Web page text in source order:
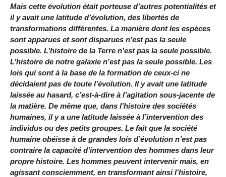
Mais cette évolution était porteuse d’autres potentialités et
il y avait une latitude d’évolution, des libertés de
transformations différentes. La manière dont les espèces
sont apparues et sont disparues n’est pas la seule
possible. L’histoire de la Terre n’est pas la seule possible.
L’histoire de notre galaxie n’est pas la seule possible. Les
lois qui sont à la base de la formation de ceux-ci ne
décidaient pas de toute l’évolution. Il y avait une latitude
laissée au hasard, c’est-à-dire à l’agitation sous-jacente de
la matière. De même que, dans l’histoire des sociétés
humaines, il y a une latitude laissée à l’intervention des
individus ou des petits groupes. Le fait que la société
humaine obéisse à de grandes lois d’évolution n’est pas
contraire la capacité d’intervention des hommes dans leur
propre histoire. Les hommes peuvent intervenir mais, en
agissant consciemment, en transformant ainsi l’histoire,